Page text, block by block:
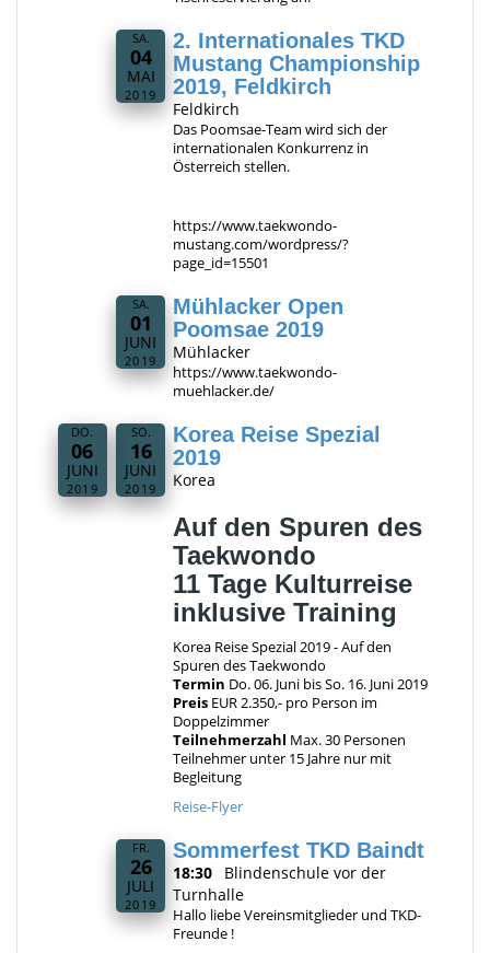
SA.
04
MAI
2019
2. Internationales TKD
Mustang Championship
2019, Feldkirch
Feldkirch
Das Poomsae-Team wird sich der
internationalen Konkurrenz in
Österreich stellen.
https://www.taekwondo-
mustang.com/wordpress/?
page_id=15501
SA.
01
JUNI
2019
Mühlacker Open
Poomsae 2019
Mühlacker
https://www.taekwondo-
muehlacker.de/
DO.
06
JUNI
2019
SO.
16
JUNI
2019
Korea Reise Spezial
2019
Korea
Auf den Spuren des
Taekwondo
11 Tage Kulturreise
inklusive Training
Korea Reise Spezial 2019 - Auf den
Spuren des Taekwondo
Termin Do. 06. Juni bis So. 16. Juni 2019
Preis EUR 2.350,- pro Person im
Doppelzimmer
Teilnehmerzahl Max. 30 Personen
Teilnehmer unter 15 Jahre nur mit
Begleitung
Reise-Flyer
FR.
26
JULI
2019
Sommerfest TKD Baindt
18:30
Blindenschule vor der
Turnhalle
Hallo liebe Vereinsmitglieder und TKD-
Freunde !